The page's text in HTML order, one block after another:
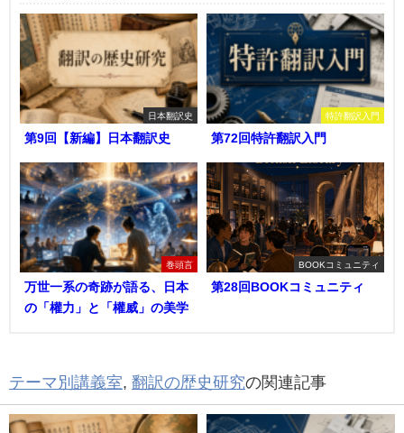
日本翻訳史
第9回【新編】日本翻訳史
特許翻訳入門
第72回特許翻訳入門
巻頭言
万世一系の奇跡が語る、日本
の「權力」と「權威」の美学
BOOKコミュニティ
第28回BOOKコミュニティ
テーマ別講義室 翻訳の歴史研究の関連記事